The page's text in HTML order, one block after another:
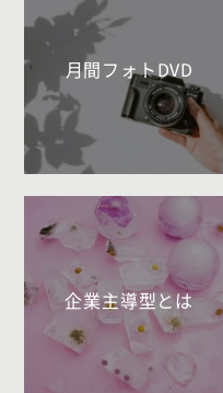
月間フォトDVD
企業主導型とは